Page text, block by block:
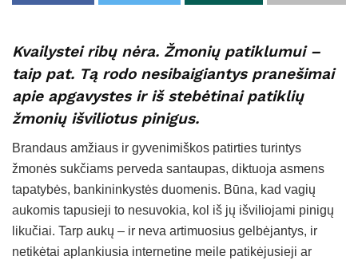
Kvailystei ribų nėra. Žmonių patiklumui –
taip pat. Tą rodo nesibaigiantys pranešimai
apie apgavystes ir iš stebėtinai patiklių
žmonių išviliotus pinigus.
Brandaus amžiaus ir gyvenimiškos patirties turintys
žmonės sukčiams perveda santaupas, diktuoja asmens
tapatybės, bankininkystės duomenis. Būna, kad vagių
aukomis tapusieji to nesuvokia, kol iš jų išviliojami pinigų
likučiai. Tarp aukų – ir neva artimuosius gelbėjantys, ir
netikėtai aplankiusia internetine meile patikėjusieji ar